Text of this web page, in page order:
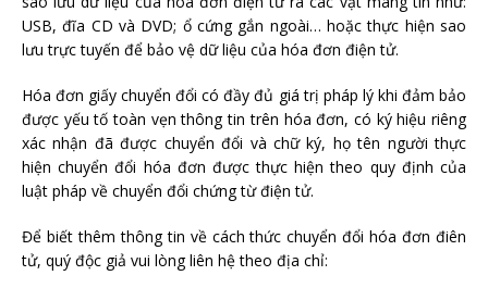
USB, đĩa CD và DVD; ổ cứng gắn ngoài… hoặc thực hiện sao
lưu trực tuyến để bảo vệ dữ liệu của hóa đơn điện tử.
Hóa đơn giấy chuyển đổi có đầy đủ giá trị pháp lý khi đảm bảo
được yếu tố toàn vẹn thông tin trên hóa đơn, có ký hiệu riêng
xác nhận đã được chuyển đổi và chữ ký, họ tên người thực
hiện chuyển đổi hóa đơn được thực hiện theo quy định của
luật pháp về chuyển đổi chứng từ điện tử.
Để biết thêm thông tin về cách thức chuyển đổi hóa đơn điên
tử, quý độc giả vui lòng liên hệ theo địa chỉ: